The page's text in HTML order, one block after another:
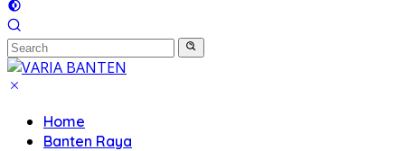
Home
Banten Raya